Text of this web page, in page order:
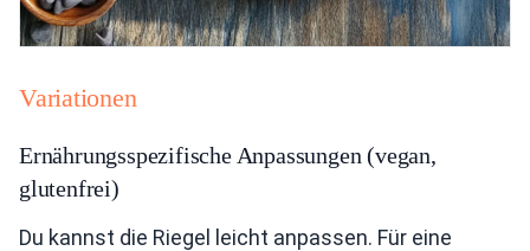
Variationen
Ernährungsspezifische Anpassungen (vegan,
glutenfrei)
Du kannst die Riegel leicht anpassen. Für eine